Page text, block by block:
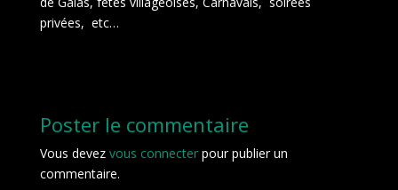
privées, etc…
Poster le commentaire
Vous devez vous connecterpour publier un
commentaire.